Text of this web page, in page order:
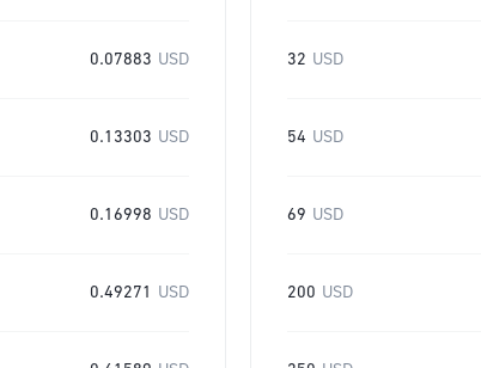
0.07883 USD
0.13303 USD
0.16998 USD
0.49271 USD
32 USD
54 USD
69 USD
200 USD